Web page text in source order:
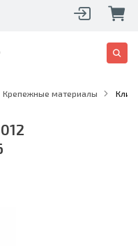
Крепежные материалы